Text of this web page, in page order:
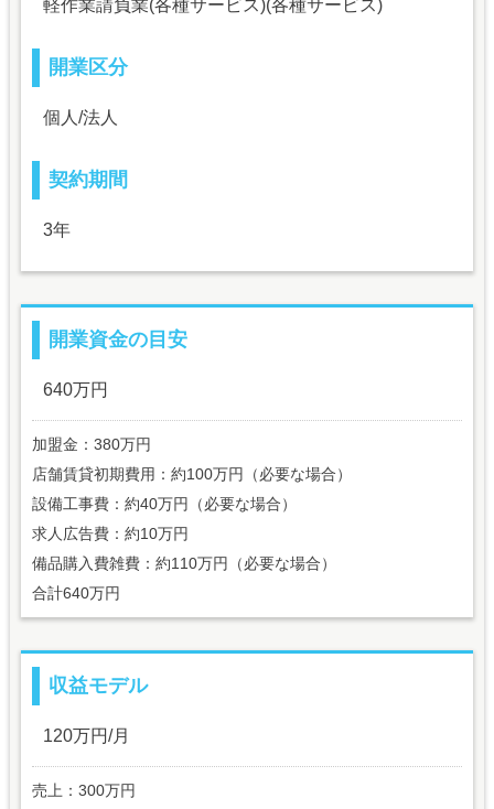
軽作業請負業(各種サービス)(各種サービス)
開業区分
個人/法人
契約期間
3年
開業資金の目安
640万円
加盟金：380万円
店舗賃貸初期費用：約100万円（必要な場合）
設備工事費：約40万円（必要な場合）
求人広告費：約10万円
備品購入費雑費：約110万円（必要な場合）
合計640万円
収益モデル
120万円/月
売上：300万円